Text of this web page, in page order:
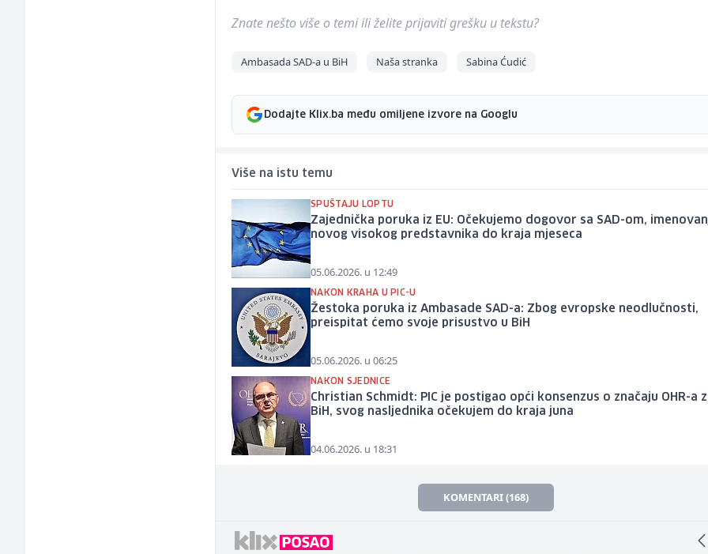
Znate nešto više o temi ili želite prijaviti grešku u tekstu?
Ambasada SAD-a u BiH Naša stranka Sabina Ćudić
Dodajte Klix.ba među omiljene izvore na Googlu
Više na istu temu
SPUŠTAJU LOPTU
Zajednička poruka iz EU: Očekujemo dogovor sa SAD-om,
novog visokog predstavnika do kraja mjeseca
05.06.2026. u 12:49
NAKON KRAHA U PIC-U
Žestoka poruka iz Ambasade SAD-a: Zbog evropske neodlučnosti,
preispitat ćemo svoje prisustvo u BiH
05.06.2026. u 06:25
NAKON SJEDNICE
Christian Schmidt: PIC je postigao opći konsenzus o značaju OHR-a
BiH, svog nasljednika očekujem do kraja juna
04.06.2026. u 18:31
KOMENTARI (168)